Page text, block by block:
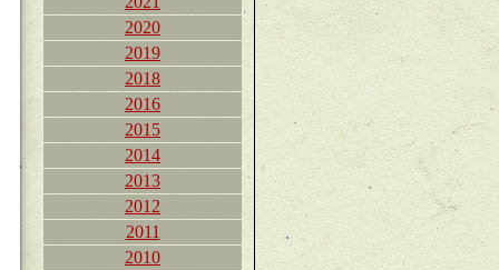
2020
2019
2018
2016
2015
2014
2013
2012
2011
2010